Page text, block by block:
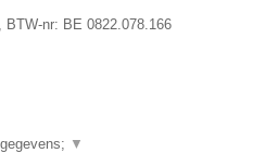
BTW-nr: BE 0822.078.166
▼